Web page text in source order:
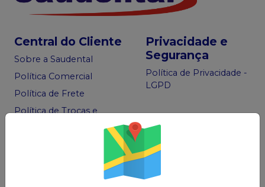
Central do Cliente
Sobre a Saudental
Política Comercial
Política de Frete
Política de Trocas e
Privacidade e
Segurança
Política de Privacidade -
LGPD